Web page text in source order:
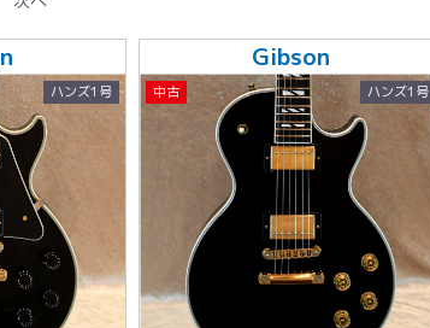
ハンズ1号
Gibson
中古 ハンズ1号